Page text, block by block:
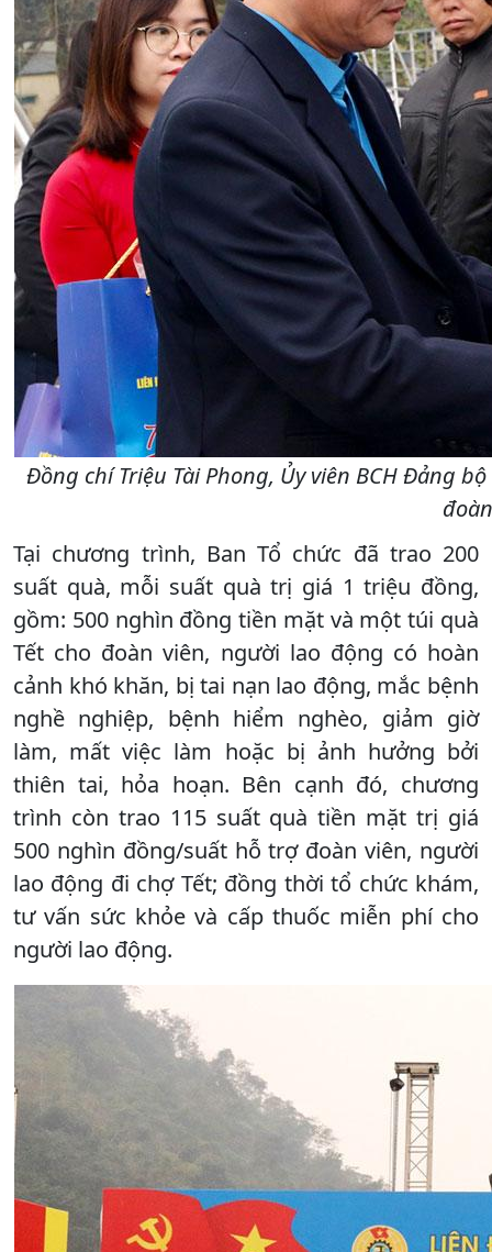
Đồng chí Triệu Tài Phong, Ủy viên BCH Đảng
Tại chương trình, Ban Tổ chức đã trao 200
suất quà, mỗi suất quà trị giá 1 triệu đồng,
gồm: 500 nghìn đồng tiền mặt và một túi quà
Tết cho đoàn viên, người lao động có hoàn
cảnh khó khăn, bị tai nạn lao động, mắc bệnh
nghề nghiệp, bệnh hiểm nghèo, giảm giờ
làm, mất việc làm hoặc bị ảnh hưởng bởi
thiên tai, hỏa hoạn. Bên cạnh đó, chương
trình còn trao 115 suất quà tiền mặt trị giá
500 nghìn đồng/suất hỗ trợ đoàn viên, người
lao động đi chợ Tết; đồng thời tổ chức khám,
tư vấn sức khỏe và cấp thuốc miễn phí cho
người lao động.